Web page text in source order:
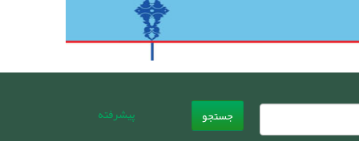
جستجو پیشرفته